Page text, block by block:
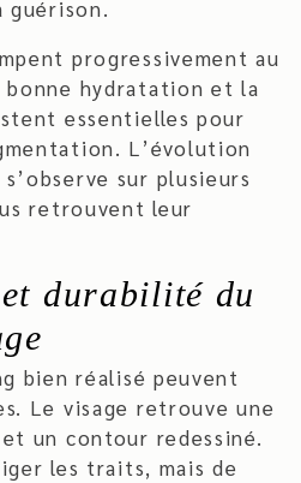
guérison.
progressivement au
bonne hydratation et la
essentielles pour
L’évolution
sur plusieurs
retrouvent leur
durabilité du
bien réalisé peuvent
Le visage retrouve une
un contour redessiné.
les traits, mais de